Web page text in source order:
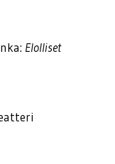
Elolliset